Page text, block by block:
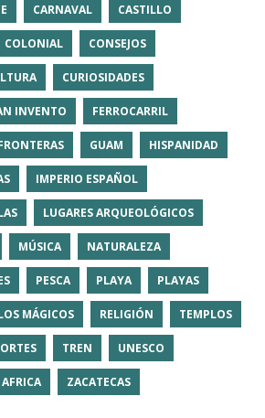
CARNAVAL CASTILLO
COLONIAL CONSEJOS
CURIOSIDADES
INVENTO FERROCARRIL
GUAM HISPANIDAD
IMPERIO ESPAÑOL
LUGARES ARQUEOLÓGICOS
MÚSICA NATURALEZA
PESCA PLAYA PLAYAS
MÁGICOS RELIGIÓN TEMPLOS
TREN UNESCO
ZACATECAS